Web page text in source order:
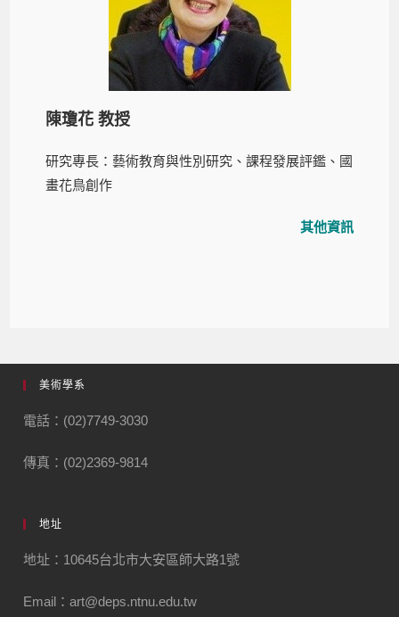
陳瓊花 教授
研究專長：藝術教育與性別研究、課程發展評鑑、國
畫花⿃創作
其他資訊
美術學系
電話：(02)7749-3030
傳真：(02)2369-9814
地址
地址：10645台北市大安區師大路1號
Email：art@deps.ntnu.edu.tw